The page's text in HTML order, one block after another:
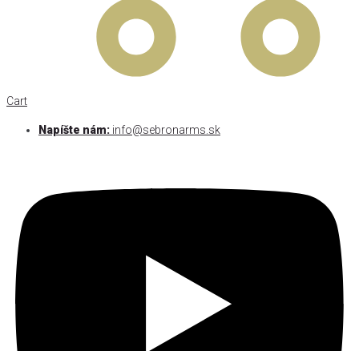
Cart
Napíšte nám: info@sebronarms.sk